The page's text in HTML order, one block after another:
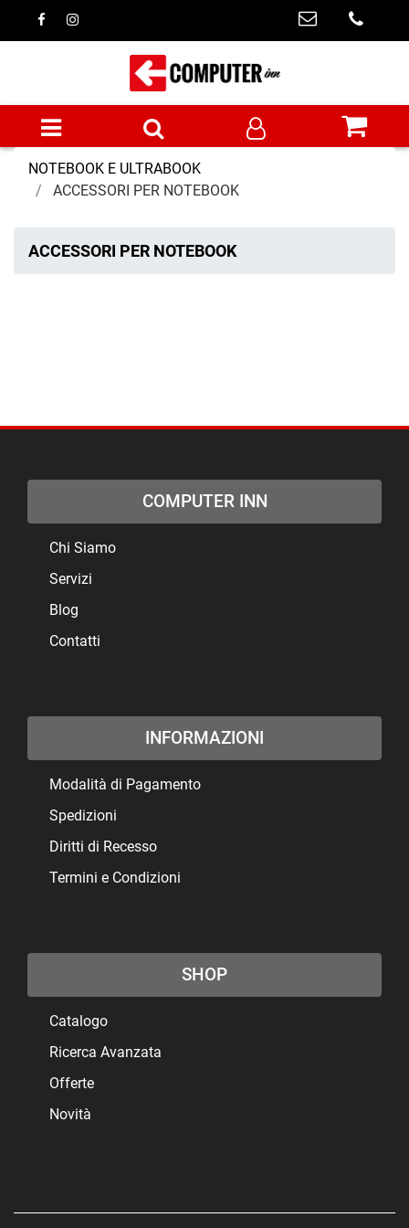
Open menu
NOTEBOOK E ULTRABOOK
ACCESSORI PER NOTEBOOK
ACCESSORI PER NOTEBOOK
COMPUTER INN
Chi Siamo
Servizi
Blog
Contatti
INFORMAZIONI
Modalità di Pagamento
Spedizioni
Diritti di Recesso
Termini e Condizioni
SHOP
Catalogo
Ricerca Avanzata
Offerte
Novità